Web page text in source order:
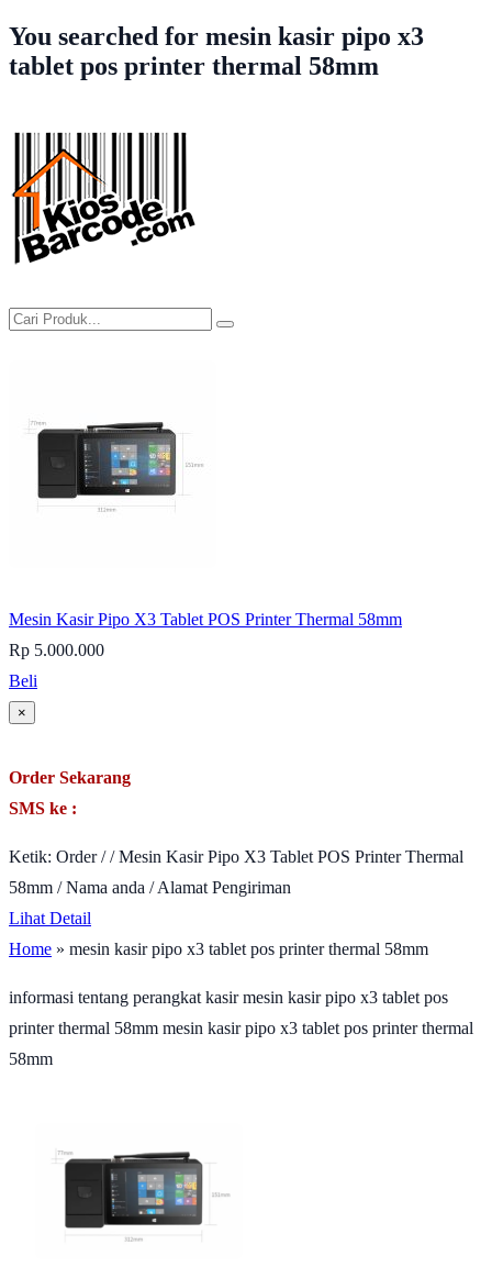
You searched for mesin kasir pipo x3
tablet pos printer thermal 58mm
Mesin Kasir Pipo X3 Tablet POS Printer Thermal 58mm
Rp 5.000.000
Beli
×
Order Sekarang
SMS ke :
Ketik: Order / / Mesin Kasir Pipo X3 Tablet POS Printer Thermal
58mm / Nama anda / Alamat Pengiriman
Lihat Detail
Home » mesin kasir pipo x3 tablet pos printer thermal 58mm
informasi tentang perangkat kasir mesin kasir pipo x3 tablet pos
printer thermal 58mm mesin kasir pipo x3 tablet pos printer thermal
58mm